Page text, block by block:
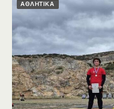
ΑΘΛΗΤΙΚΑ